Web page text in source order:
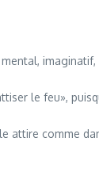
le feu»,
attire comme